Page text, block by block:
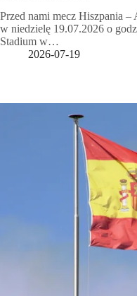
Przed nami mecz Hiszpania
w niedzielę 19.07.2026 o
Stadium w…
2026-07-19